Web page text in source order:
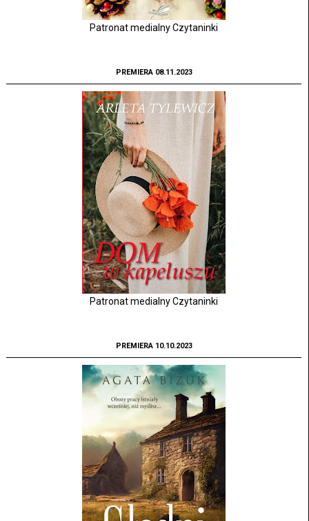
Patronat medialny Czytaninki
PREMIERA 08.11.2023
Patronat medialny Czytaninki
PREMIERA 10.10.2023